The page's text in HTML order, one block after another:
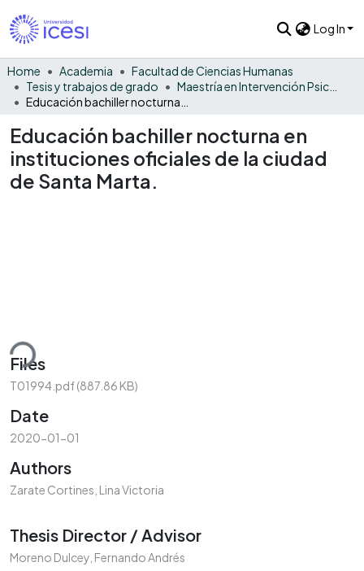
Log In
Home Academia
Facultad de Ciencias Humanas
Tesis y trabajos de grado
Educación bachiller nocturna en
instituciones oficiales de la ciudad
de Santa Marta.
Files
T01994.pdf(887.86 KB)
Date
2020-01-01
Authors
Zarate Cortines, Lina Victoria
Thesis Director / Advisor
Moreno Dulcey, Fernando Andrés